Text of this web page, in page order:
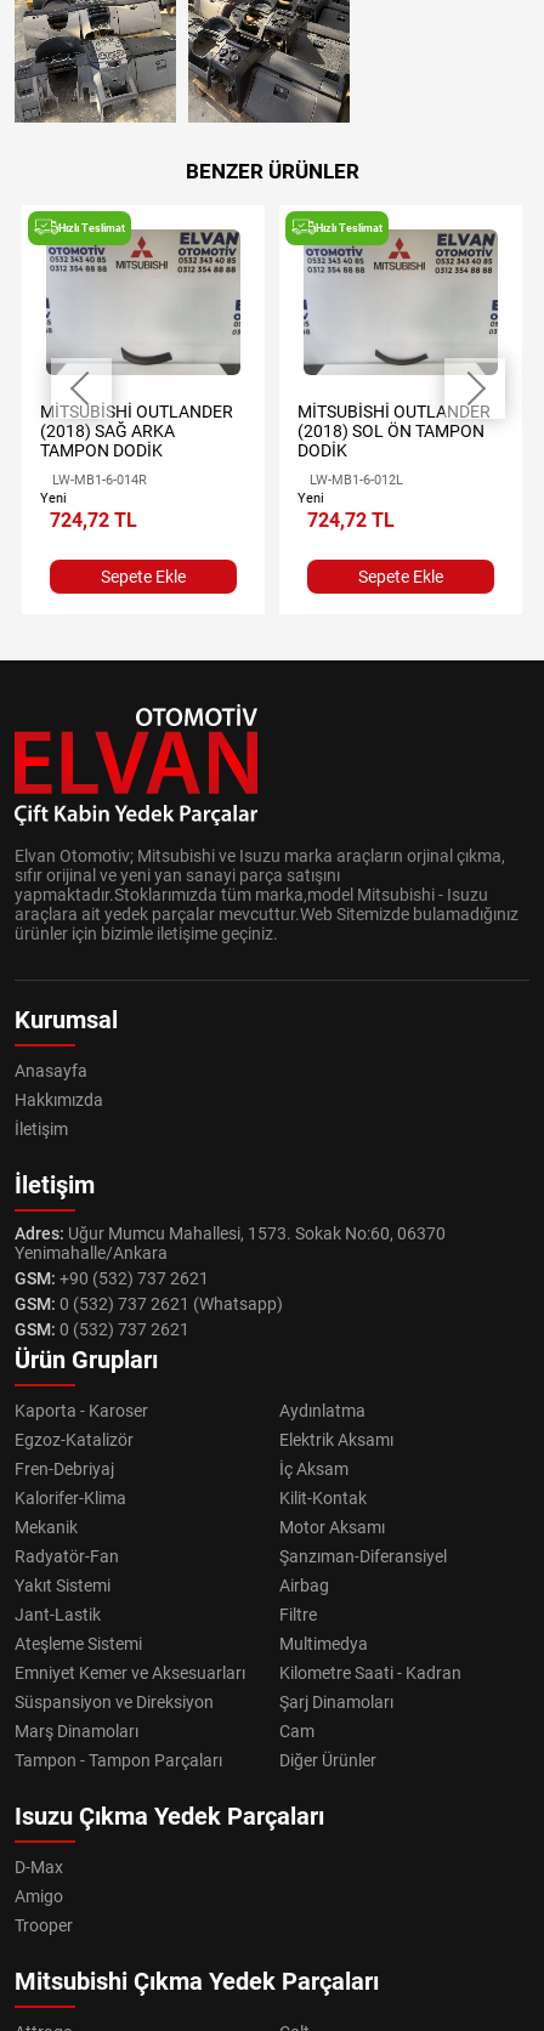
BENZER ÜRÜNLER
Hızlı Teslimat
MİTSUBİSHİ OUTLANDER
(2018) SAĞ ARKA
TAMPON DODİK
LW-MB1-6-014R
Yeni
724,72 TL
Sepete Ekle
Hızlı Teslimat
MİTSUBİSHİ OUTLANDER
(2018) SOL ÖN TAMPON
DODİK
LW-MB1-6-012L
Yeni
724,72 TL
Sepete Ekle
Elvan Otomotiv; Mitsubishi ve Isuzu marka araçların orjinal çıkma,
sıfır orijinal ve yeni yan sanayi parça satışını
yapmaktadır.Stoklarımızda tüm marka,model Mitsubishi - Isuzu
araçlara ait yedek parçalar mevcuttur.Web Sitemizde bulamadığınız
ürünler için bizimle iletişime geçiniz.
Kurumsal
Anasayfa
Hakkımızda
İletişim
İletişim
Adres: Uğur Mumcu Mahallesi, 1573. Sokak No:60, 06370
Yenimahalle/Ankara
GSM: +90 (532) 737 2621
GSM: 0 (532) 737 2621 (Whatsapp)
GSM: 0 (532) 737 2621
Ürün Grupları
Kaporta - Karoser
Aydınlatma
Egzoz-Katalizör
Elektrik Aksamı
Fren-Debriyaj
İç Aksam
Kalorifer-Klima
Kilit-Kontak
Mekanik
Motor Aksamı
Radyatör-Fan
Şanzıman-Diferansiyel
Yakıt Sistemi
Airbag
Jant-Lastik
Filtre
Ateşleme Sistemi
Multimedya
Emniyet Kemer ve Aksesuarları
Kilometre Saati - Kadran
Süspansiyon ve Direksiyon
Şarj Dinamoları
Marş Dinamoları
Cam
Tampon - Tampon Parçaları
Diğer Ürünler
Isuzu Çıkma Yedek Parçaları
D-Max
Amigo
Trooper
Mitsubishi Çıkma Yedek Parçaları